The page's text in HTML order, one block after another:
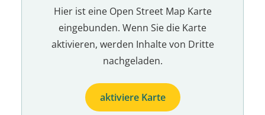
Hier ist eine Open Street Map Karte
eingebunden. Wenn Sie die Karte
aktivieren, werden Inhalte von Dritte
nachgeladen.
aktiviere Karte